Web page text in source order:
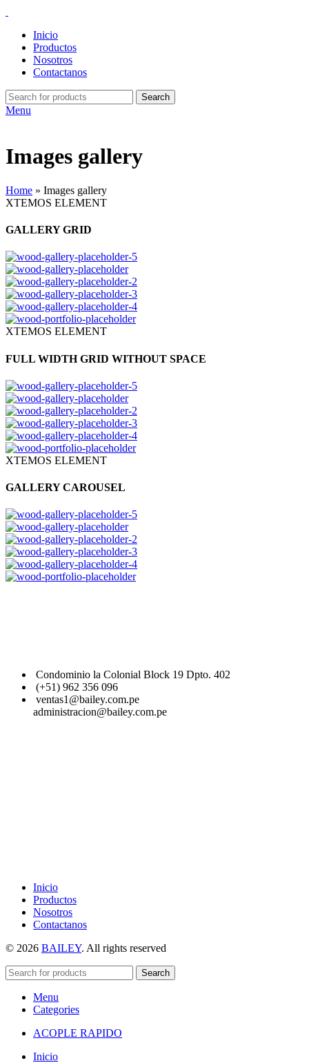
Inicio
Productos
Nosotros
Contactanos
Search
Menu
Images gallery
Home » Images gallery
XTEMOS ELEMENT
GALLERY GRID
XTEMOS ELEMENT
FULL WIDTH GRID WITHOUT SPACE
XTEMOS ELEMENT
GALLERY CAROUSEL
Condominio la Colonial Block 19 Dpto. 402
(+51) 962 356 096
ventas1@bailey.com.pe
administracion@bailey.com.pe
Inicio
Productos
Nosotros
Contactanos
© 2026 BAILEY. All rights reserved
Search
Menu
Categories
ACOPLE RAPIDO
Inicio